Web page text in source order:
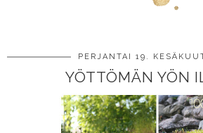
PERJANTAI 19.
YÖTTÖMÄN YÖN